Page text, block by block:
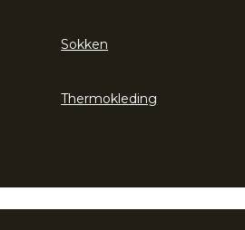
Sokken
Thermokleding